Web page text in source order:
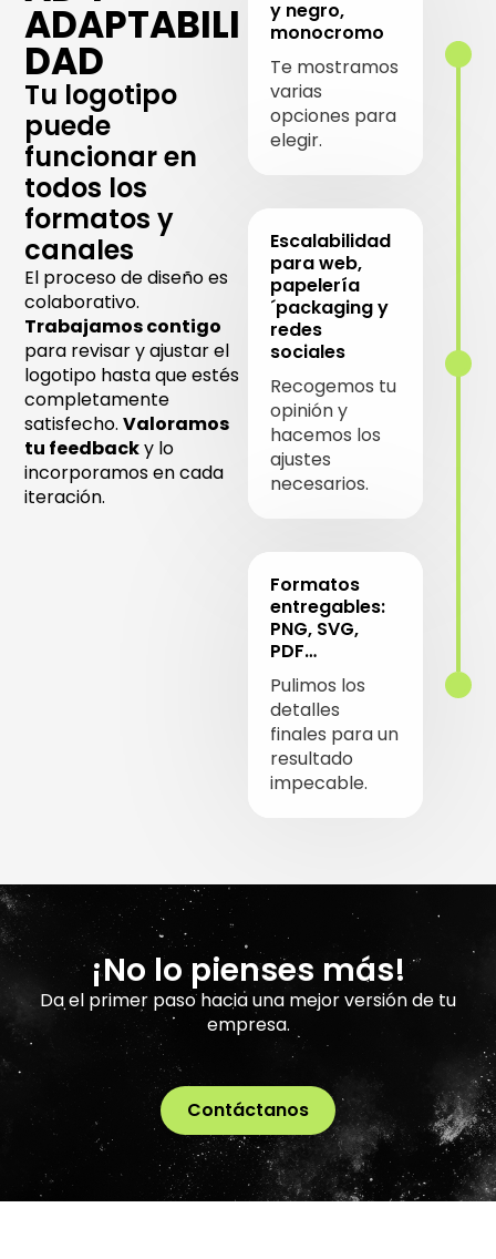
ADAPTABILI
DAD
Tu logotipo
puede
funcionar en
todos los
formatos y
canales
El proceso de diseño es
colaborativo.
Trabajamos contigo
para revisar y ajustar el
logotipo hasta que estés
completamente
satisfecho.Valoramos
tu feedbacky lo
incorporamos en cada
iteración.
y negro,
monocromo
Te mostramos
varias
opciones para
elegir.
Escalabilidad
para web,
papelería
´packaging y
redes
sociales
Recogemos tu
opinión y
hacemos los
ajustes
necesarios.
Formatos
entregables:
PNG, SVG,
PDF…
Pulimos los
detalles
finales para un
resultado
impecable.
¡No lo pienses más!
Da el primer paso hacia una mejor versión de tu
empresa.
Contáctanos